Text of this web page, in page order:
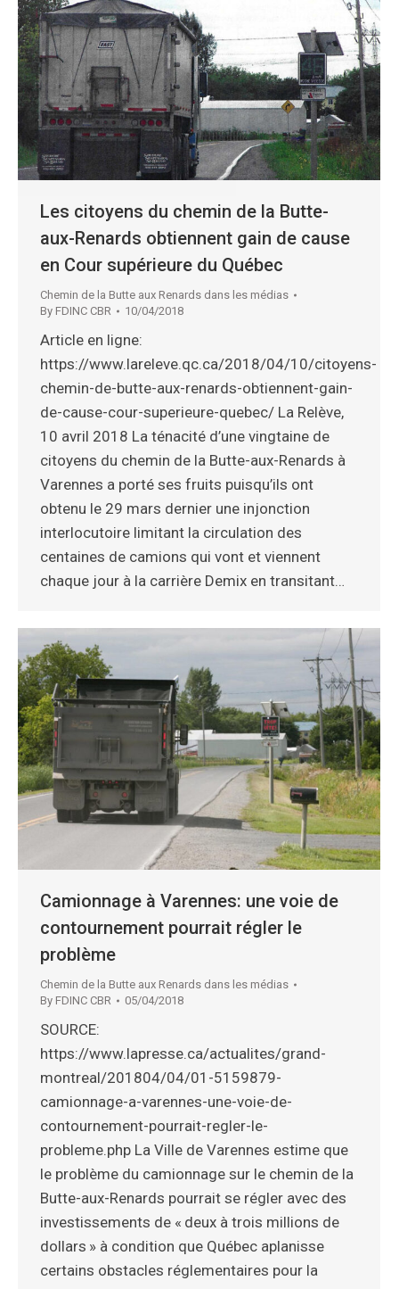
Les citoyens du chemin de la Butte-
aux-Renards obtiennent gain de cause
en Cour supérieure du Québec
Chemin de la Butte aux Renards dans les médias
By FDINC CBR 10/04/2018
Article en ligne:
https://www.lareleve.qc.ca/2018/04/10/citoyens-
chemin-de-butte-aux-renards-obtiennent-gain-
de-cause-cour-superieure-quebec/ La Relève,
10 avril 2018 La ténacité d’une vingtaine de
citoyens du chemin de la Butte-aux-Renards à
Varennes a porté ses fruits puisqu’ils ont
obtenu le 29 mars dernier une injonction
interlocutoire limitant la circulation des
centaines de camions qui vont et viennent
chaque jour à la carrière Demix en transitant…
Camionnage à Varennes: une voie de
contournement pourrait régler le
problème
Chemin de la Butte aux Renards dans les médias
By FDINC CBR 05/04/2018
SOURCE:
https://www.lapresse.ca/actualites/grand-
montreal/201804/04/01-5159879-
camionnage-a-varennes-une-voie-de-
contournement-pourrait-regler-le-
probleme.php La Ville de Varennes estime que
le problème du camionnage sur le chemin de la
Butte-aux-Renards pourrait se régler avec des
investissements de « deux à trois millions de
dollars » à condition que Québec aplanisse
certains obstacles réglementaires pour la